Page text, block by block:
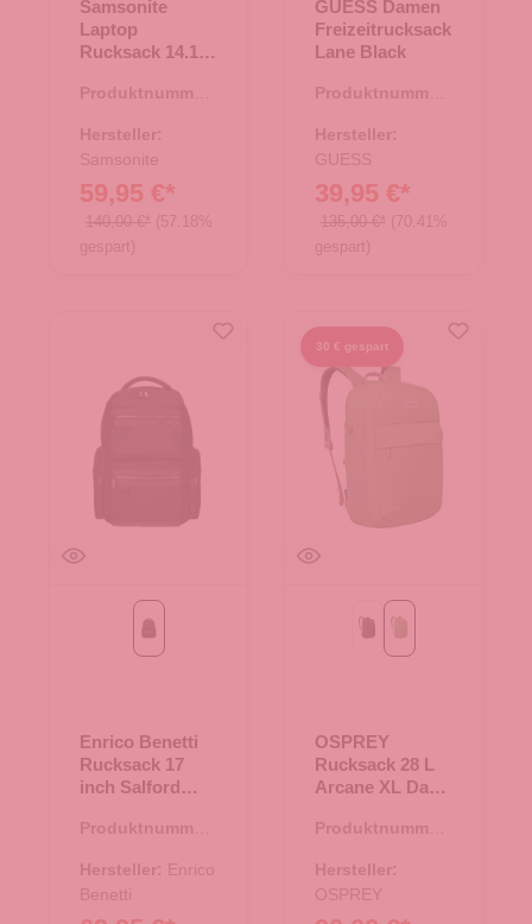
Samsonite
Laptop
Rucksack 14.1
Rose
Produktnummer:
Hersteller:
Samsonite
59,95 €*
140,00 €* (57.18%
gespart)
GUESS Damen
Freizeitrucksack
Lane Black
Produktnummer:
Hersteller:
GUESS
39,95 €*
135,00 €* (70.41%
gespart)
schwarz
Enrico Benetti
Rucksack 17
inch Salford
Produktnummer:
Hersteller: Enrico
Benetti
30 € gespart
Blackbotanica heather
OSPREY
Rucksack 28 L
Arcane XL Day
heather
Produktnummer:
Hersteller:
OSPREY